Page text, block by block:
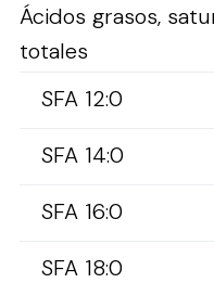
Ácidos grasos,
totales
SFA 12:0
SFA 14:0
SFA 16:0
SFA 18:0